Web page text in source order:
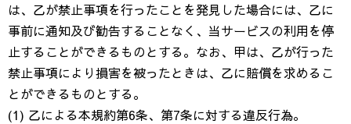
は、乙が禁止事項を行ったことを発見した場合には、乙に
事前に通知及び勧告することなく、当サービスの利用を停
止することができるものとする。なお、甲は、乙が行った
禁止事項により損害を被ったときは、乙に賠償を求めるこ
とができるものとする。
(1) 乙による本規約第6条、第7条に対する違反行為。